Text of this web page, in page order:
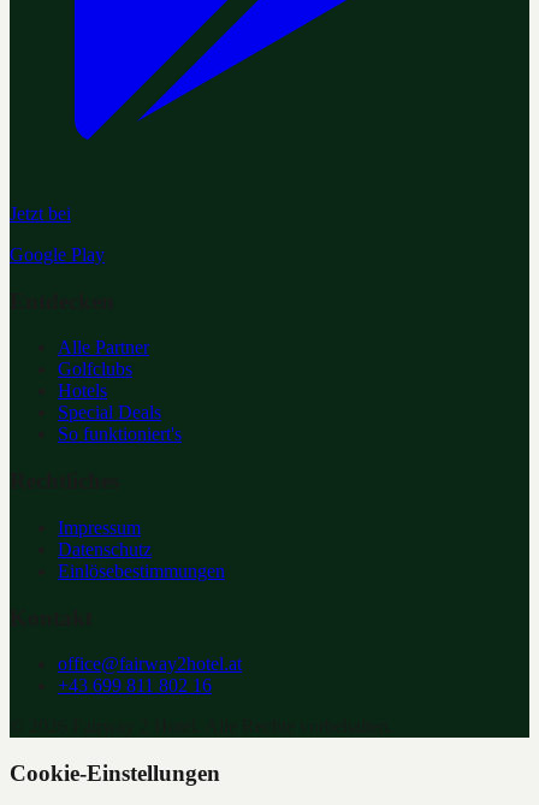
Jetzt bei
Google Play
Alle Partner
Golfclubs
Hotels
Special Deals
So funktioniert's
Impressum
Datenschutz
Einlösebestimmungen
office@fairway2hotel.at
+43 699 811 802 16
Cookie-Einstellungen